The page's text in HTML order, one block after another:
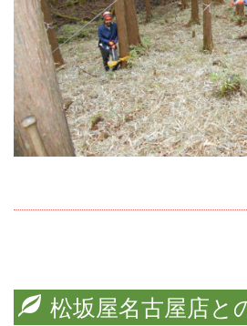
松坂屋名古屋店と